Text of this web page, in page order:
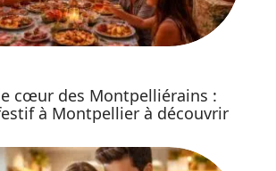
cœur des Montpelliérains :
à Montpellier à découvrir